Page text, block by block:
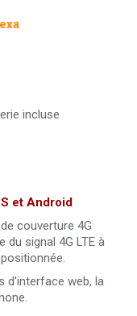
incluse
et Android
couverture 4G
du signal 4G LTE à
d'interface web, la